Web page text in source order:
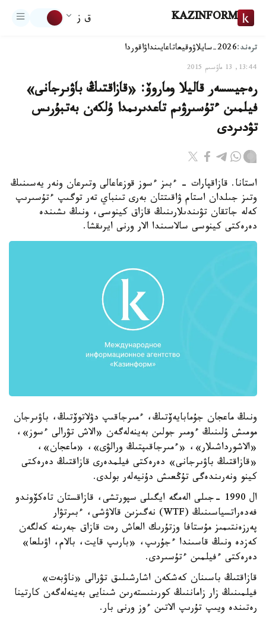
KAZINFORM ق ز
ترەند:2026-سايلاۋ وقيعاتاعايىنداۋاقوردا
13:44, 13 ماۋسىم 2015
رەجيسسەر قاليلا وماروۆ: «قازاقتىڭ باۋىرجانى»
فيلمىن ءتۇسىرۋىم تاعدىرىمدا ۇلكەن بەتبۇرىس
تۋدىردى
استانا. قازاقپارات - ءبىز ءسوز قوزعاعالى وتىرعان ونەر يەسىنىڭ
وتىز جىلدان استام ۋاقىتتان بەرى تىنباي تەر توگىپ ءتۇسىرىپ
كەلە جاتقان تۋىندىلارىنىڭ قازاق كينوسى، ونىڭ ىشىندە
دەرەكتى كينوسى سالاسىندا الار ورنى ايرىقشا.
ونىڭ ماعجان جۇمابايەۆتىڭ، ءمىرجاقىپ دۋلاتوۆتىڭ، باۋىرجان
مومىش ۇلىنىڭ ءومىر جولىن بەينەلەگەن «الاش تۋرالى ءسوز»،
«الاشورداشىلار»، «ءمىرجاقىپتىڭ ورالۋى»، «ماعجان»،
«قازاقتىڭ باۋىرجانى» دەرەكتى فيلمدەرى قازاقتىڭ دەرەكتى
كينو ونەرىندەگى تۇڭعىش دۇنيەلەر بولدى.
ال 1990 -جىلى الەمگە ايگىلى سپورتشى، قازاقستان تاەكۆوندو
فەدەراتسياسىنىڭ (WTF) نەگىزىن قالاۋشى، ءبىرتۋار
پەرزەنتىمىز مۇستافا وزتۇرىك العاش رەت قازاق جەرىنە كەلگەن
كەزدە ونىڭ قاسىندا ءجۇرىپ، «بارىپ قايت، بالام، اۋىلعا»
دەرەكتى ءفيلمىن ءتۇسىردى.
قازاقتىڭ باسىنان كەشكەن اشارشىلىق تۋرالى «ناۋبەت»
فيلمىنىڭ زار زاماننىڭ كورىنىستەرىن شىنايى بەينەلەگەن كارتينا
رەتىندە ويىپ تۇرىپ الاتىن ءوز ورنى بار.